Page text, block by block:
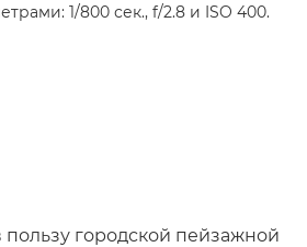
1/800 сек., f/2.8 и ISO 400.
городской пейзажной